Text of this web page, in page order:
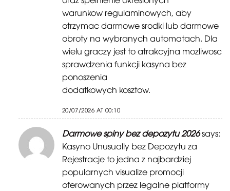
warunkow regulaminowych, aby
otrzymac darmowe srodki lub darmowe
obroty na wybranych automatach. Dla
wielu graczy jest to atrakcyjna mozliwosc
sprawdzenia funkcji kasyna bez
ponoszenia
dodatkowych kosztow.
20/07/2026 AT 00:10
Darmowe spiny bez depozytu 2026says:
Kasyno Unusually bez Depozytu za
Rejestracje to jedna z najbardziej
popularnych visualize promocji
oferowanych przez legalne platformy